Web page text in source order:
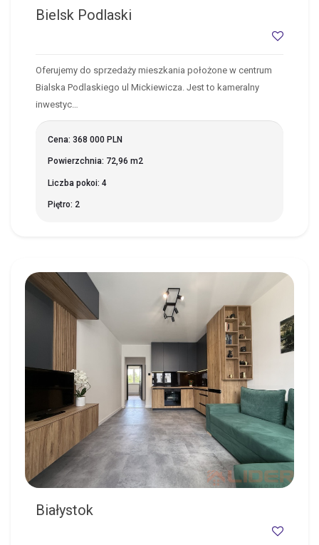
Bielsk Podlaski
Oferujemy do sprzedaży mieszkania położone w centrum
Bialska Podlaskiego ul Mickiewicza. Jest to kameralny
inwestyc…
Cena: 368 000 PLN
Powierzchnia: 72,96 m2
Liczba pokoi: 4
Piętro: 2
BIAŁYSTOK
Białystok